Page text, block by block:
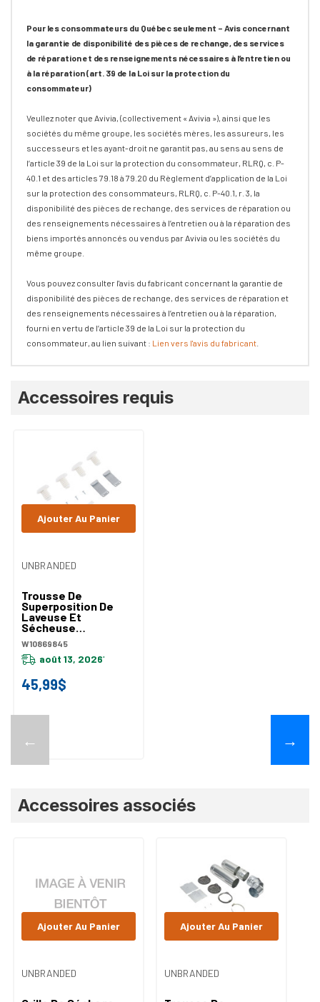
Pour les consommateurs du Québec seulement – Avis concernant
la garantie de disponibilité des pièces de rechange, des services
de réparation et des renseignements nécessaires à l’entretien ou
à la réparation (art. 39 de la Loi sur la protection du
consommateur)
Veullez noter que Avivia, (collectivement « Avivia »), ainsi que les
sociétés du même groupe, les sociétés mères, les assureurs, les
successeurs et les ayant-droit ne garantit pas, au sens au sens de
l’article 39 de la Loi sur la protection du consommateur, RLRQ, c. P-
40.1 et des articles 79.18 à 79.20 du Règlement d’application de la Loi
sur la protection des consommateurs, RLRQ, c. P-40.1, r. 3, la
disponibilité des pièces de rechange, des services de réparation ou
des renseignements nécessaires à l’entretien ou à la réparation des
biens importés annoncés ou vendus par Avivia ou les sociétés du
même groupe.
Vous pouvez consulter l'avis du fabricant concernant la garantie de
disponibilité des pièces de rechange, des services de réparation et
des renseignements nécessaires à l’entretien ou à la réparation,
fourni en vertu de l’article 39 de la Loi sur la protection du
consommateur, au lien suivant : Lien vers l'avis du fabricant
Accessoires requis
←
UNBRANDED
Trousse De
Superposition De
Laveuse Et
Sécheuse
W10869845
W10869845
août 13, 2026*
45,99$
Ajouter Au Panier
→
Accessoires associés
UNBRANDED
Ajouter Au Panier
UNBRANDED
Ajouter Au Panier